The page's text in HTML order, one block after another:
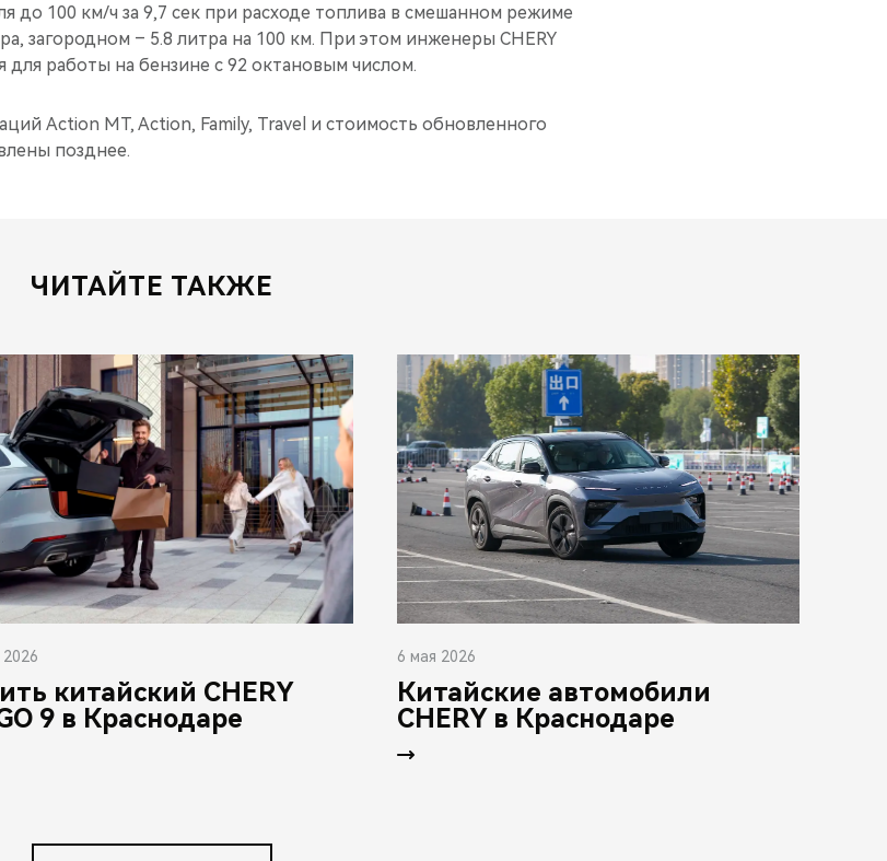
до 100 км/ч за 9,7 сек при расходе топлива в смешанном режиме
загородном – 5.8 литра на 100 км. При этом инженеры CHERY
для работы на бензине с 92 октановым числом.
Action MT, Action, Family, Travel и стоимость обновленного
позднее.
ЧИТАЙТЕ ТАКЖЕ
китайский CHERY
9 в Краснодаре
6 мая 2026
Китайские автомобили
CHERY в Краснодаре